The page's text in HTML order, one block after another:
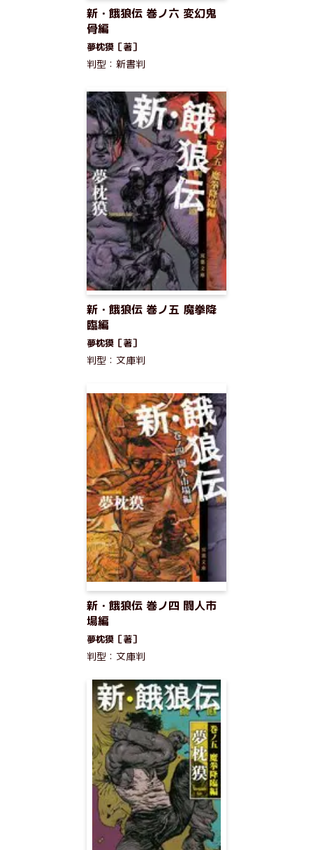
新・餓狼伝 巻ノ六 変幻鬼
骨編
夢枕獏［著］
判型：新書判
新・餓狼伝 巻ノ五 魔拳降
臨編
夢枕獏［著］
判型：文庫判
新・餓狼伝 巻ノ四 闘人市
場編
夢枕獏［著］
判型：文庫判